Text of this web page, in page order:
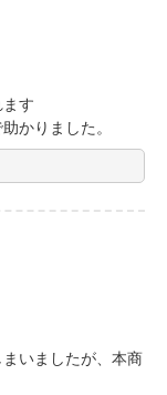
す
かりました。
いましたが、本商